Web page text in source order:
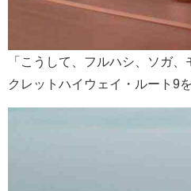
「こうして、フルハシ、ソガ
クレットハイウェイ・ルート9